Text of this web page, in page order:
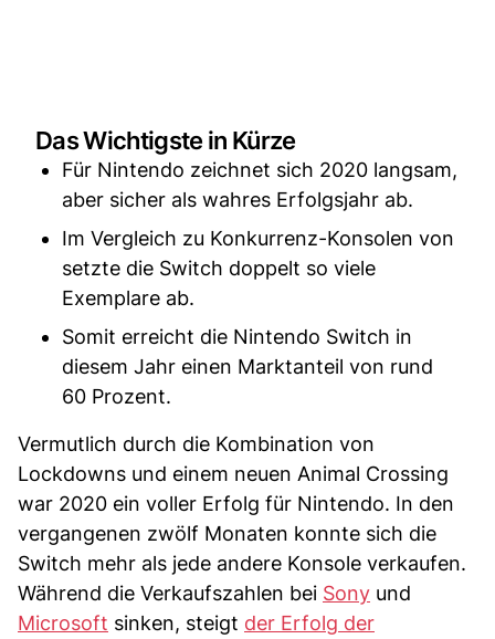
Das Wichtigste in Kürze
Für Nintendo zeichnet sich 2020 langsam,
aber sicher als wahres Erfolgsjahr ab.
Im Vergleich zu Konkurrenz-Konsolen von
setzte die Switch doppelt so viele
Exemplare ab.
Somit erreicht die Nintendo Switch in
diesem Jahr einen Marktanteil von rund
60 Prozent.
Vermutlich durch die Kombination von
Lockdowns und einem neuen Animal Crossing
war 2020 ein voller Erfolg für Nintendo. In den
vergangenen zwölf Monaten konnte sich die
Switch mehr als jede andere Konsole verkaufen.
Während die Verkaufszahlen bei Sony und
Microsoft sinken, steigt der Erfolg der